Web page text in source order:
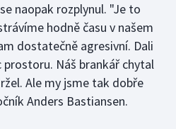
naopak rozplynul. "Je to
hodně času v našem
dostatečně agresivní. Dali
Náš brankář chytal
Ale my jsme tak dobře
Anders Bastiansen.